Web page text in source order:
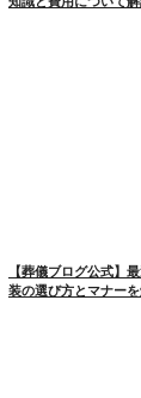
【葬儀ブログ公式】
装の選び方とマナー